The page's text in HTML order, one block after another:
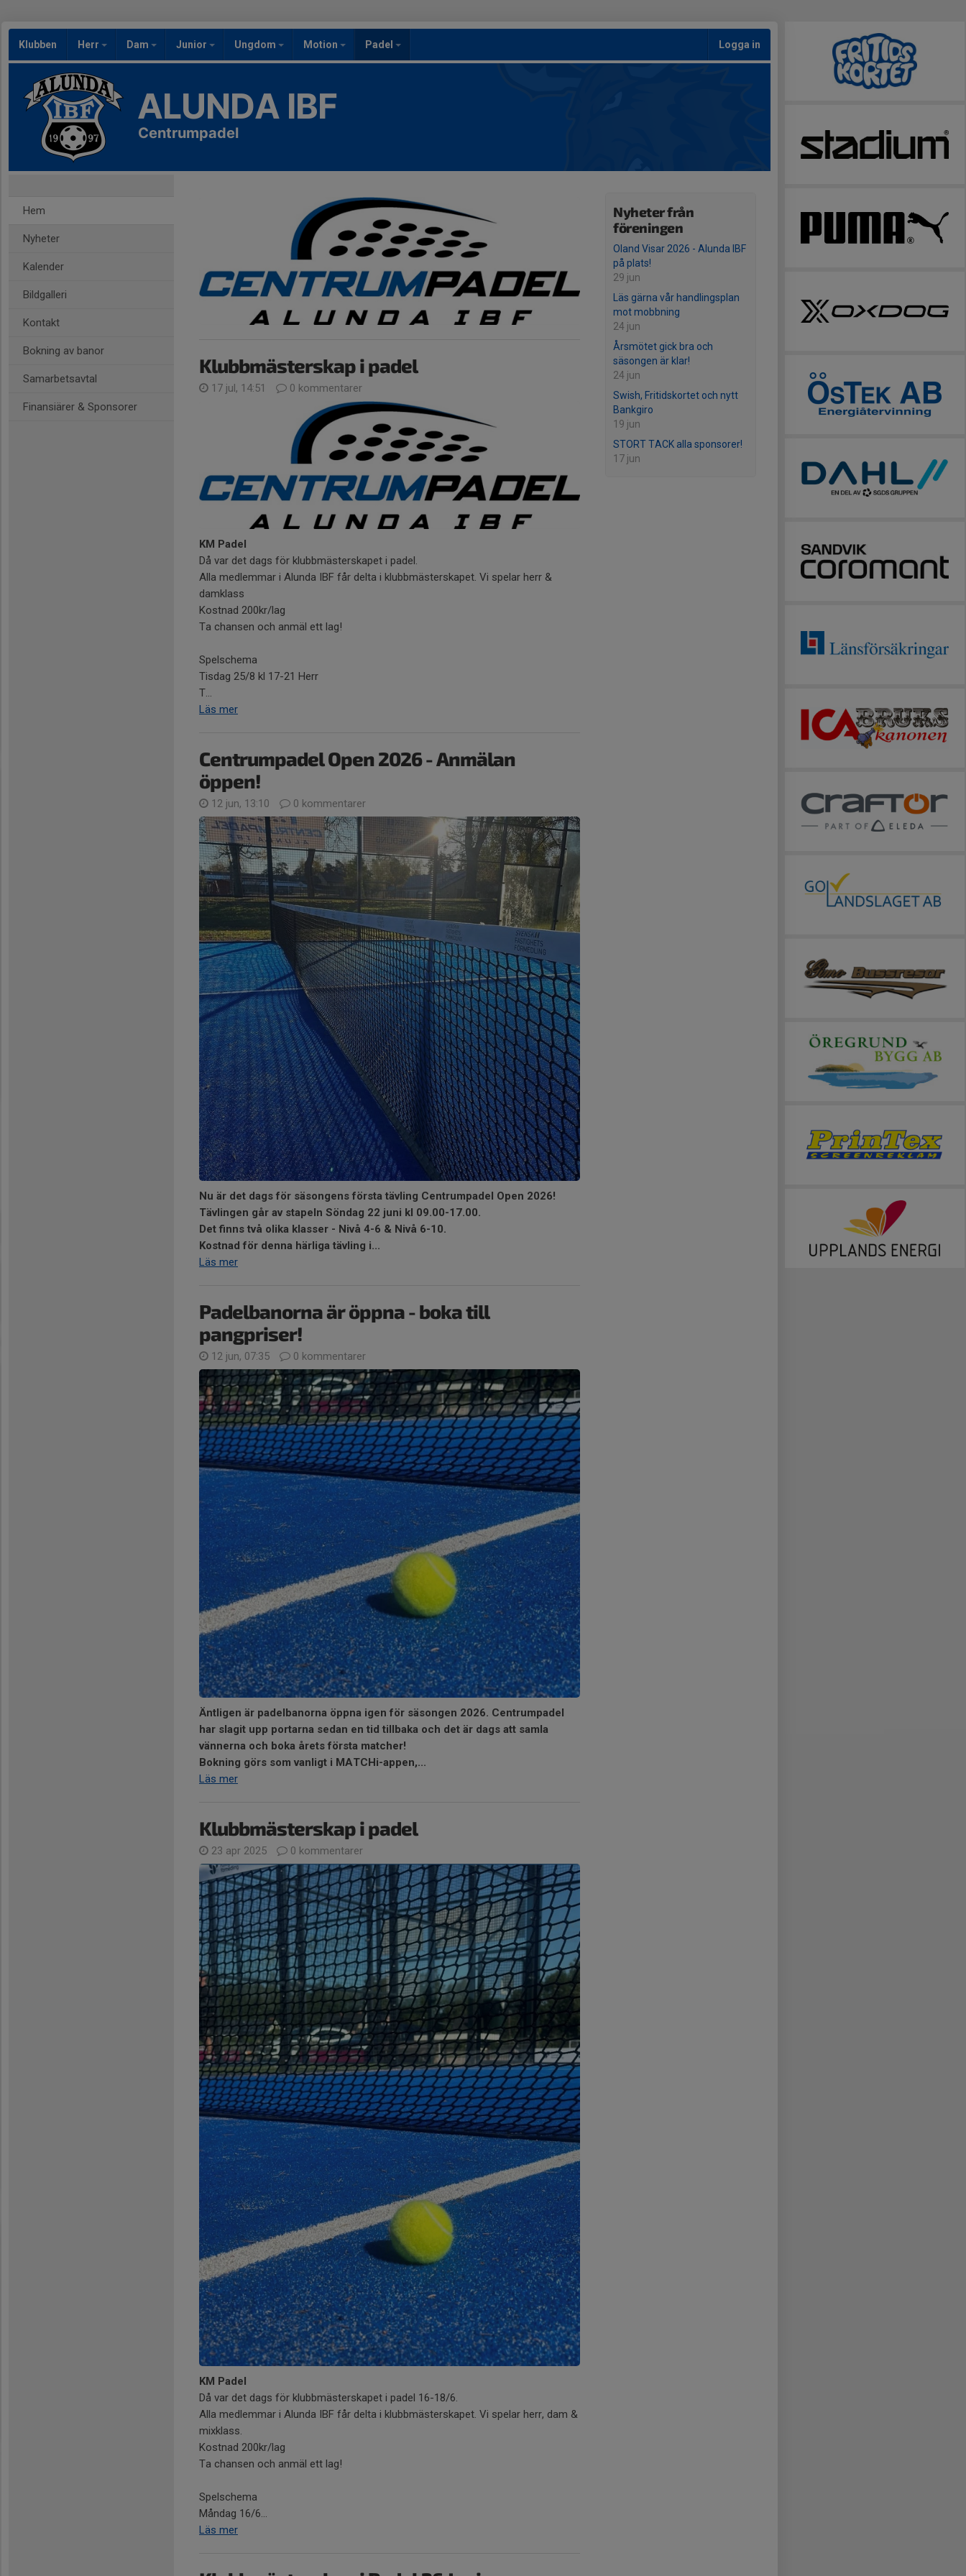
Klubben Herr Dam Junior Ungdom Motion Padel Logga in
ALUNDA IBF
Centrumpadel
Hem
Nyheter
Kalender
Bildgalleri
Kontakt
Bokning av banor
Samarbetsavtal
Finansiärer & Sponsorer
Nyheter från
föreningen
Oland Visar 2026 - Alunda IBF
på plats!
29 jun
Läs gärna vår handlingsplan
mot mobbning
24 jun
Årsmötet gick bra och
säsongen är klar!
24 jun
Swish, Fritidskortet och nytt
Bankgiro
19 jun
STORT TACK alla sponsorer!
17 jun
Klubbmästerskap i padel
17 jul, 14:51 0 kommentarer
KM Padel
Då var det dags för klubbmästerskapet i padel.
Alla medlemmar i Alunda IBF får delta i klubbmästerskapet. Vi spelar herr &
damklass
Kostnad 200kr/lag
Ta chansen och anmäl ett lag!
Spelschema
Tisdag 25/8 kl 17-21 Herr
T...
Läs mer
Centrumpadel Open 2026 - Anmälan
öppen!
12 jun, 13:10 0 kommentarer
Nu är det dags för säsongens första tävling Centrumpadel Open 2026!
Tävlingen går av stapeln Söndag 22 juni kl 09.00-17.00.
Det finns två olika klasser - Nivå 4-6 & Nivå 6-10.
Kostnad för denna härliga tävling i...
Läs mer
Padelbanorna är öppna - boka till
pangpriser!
12 jun, 07:35 0 kommentarer
Äntligen är padelbanorna öppna igen för säsongen 2026. Centrumpadel
har slagit upp portarna sedan en tid tillbaka och det är dags att samla
vännerna och boka årets första matcher!
Bokning görs som vanligt i MATCHi-appen,...
Läs mer
Klubbmästerskap i padel
23 apr 2025 0 kommentarer
KM Padel
Då var det dags för klubbmästerskapet i padel 16-18/6.
Alla medlemmar i Alunda IBF får delta i klubbmästerskapet. Vi spelar herr, dam &
mixklass.
Kostnad 200kr/lag
Ta chansen och anmäl ett lag!
Spelschema
Måndag 16/6...
Läs mer